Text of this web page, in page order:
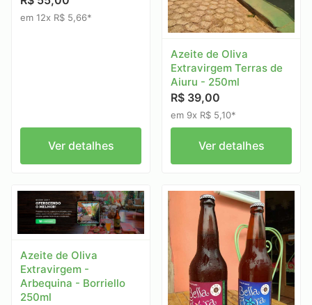
em 12x R$ 5,66*
Ver detalhes
Azeite de Oliva
Extravirgem Terras de
Aiuru - 250ml
R$ 39,00
em 9x R$ 5,10*
Ver detalhes
Azeite de Oliva
Extravirgem -
Arbequina - Borriello
250ml